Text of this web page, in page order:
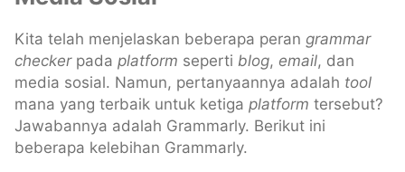
Kita telah menjelaskan beberapa peran grammar
checkerpada platform seperti blog, email, dan
media sosial. Namun, pertanyaannya adalah tool
mana yang terbaik untuk ketiga platform tersebut?
Jawabannya adalah Grammarly. Berikut ini
beberapa kelebihan Grammarly.